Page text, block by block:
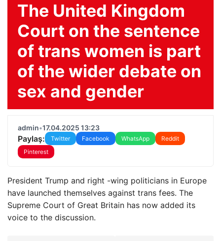
The United Kingdom
Court on the sentence
of trans women is part
of the wider debate on
sex and gender
admin•17.04.2025 13:23
Paylaş: Twitter Facebook WhatsApp
Reddit
Pinterest
President Trump and right -wing politicians in Europe
have launched themselves against trans fees. The
Supreme Court of Great Britain has now added its
voice to the discussion.